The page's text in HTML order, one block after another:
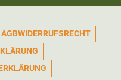
AGBWIDERRUFSRECHT